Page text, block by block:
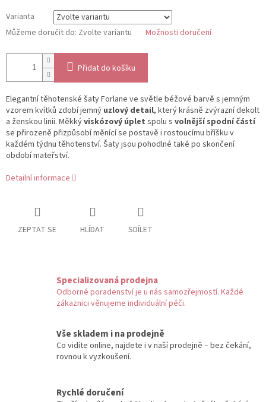
Varianta
Můžeme doručit do: Zvolte variantu Možnosti doručení
Přidat do košíku
Elegantní těhotenské šaty Forlane ve světle béžové barvě s jemným
vzorem kvítků zdobí jemný uzlový detail, který krásně zvýrazní dekolt
a ženskou linii. Měkkýviskózový úplet spolu s volnější spodní částí
se přirozeně přizpůsobí měnící se postavě i rostoucímu bříšku v
každém týdnu těhotenství. Šaty jsou pohodlné také po skončení
období mateřství.
Detailní informace
ZEPTAT SE HLÍDAT SDÍLET
Specializovaná prodejna
Odborné poradenství je u nás samozřejmostí. Každé
zákaznici věnujeme individuální péči.
Vše skladem i na prodejně
Co vidíte online, najdete i v naší prodejně – bez čekání,
rovnou k vyzkoušení.
Rychlé doručení